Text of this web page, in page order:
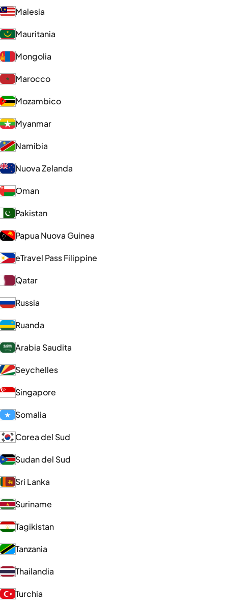
Malesia
Mauritania
Mongolia
Marocco
Mozambico
Myanmar
Namibia
Nuova Zelanda
Oman
Pakistan
Papua Nuova Guinea
eTravel Pass Filippine
Qatar
Russia
Ruanda
Arabia Saudita
Seychelles
Singapore
Somalia
Corea del Sud
Sudan del Sud
Sri Lanka
Suriname
Tagikistan
Tanzania
Thailandia
Turchia